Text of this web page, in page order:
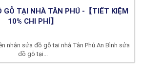
GỖ TẠI NHÀ TÂN PHÚ -【TIẾT KIỆM
10% CHI PHÍ】
nhận sửa đồ gỗ tại nhà Tân Phú An Bình sửa
đồ gỗ tại...